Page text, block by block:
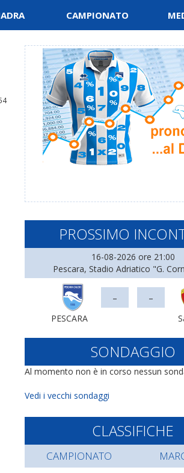
CAMPIONATO
PROSSIMO
16-08-2026 ore 21:00
Pescara, Stadio Adriatico "G.
PESCARA
- -
SONDAGGIO
Al momento non è in corso nessun
Vedi i vecchi sondaggi
CLASSIFICHE
CAMPIONATO